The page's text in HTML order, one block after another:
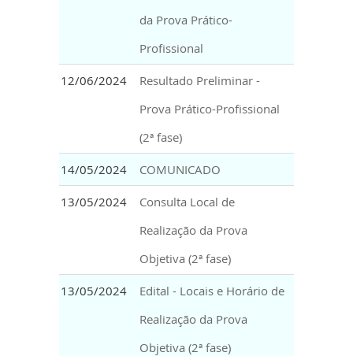
da Prova Prático-
Profissional
12/06/2024
Resultado Preliminar -
Prova Prático-Profissional
(2ª fase)
14/05/2024 COMUNICADO
13/05/2024
Consulta Local de
Realização da Prova
Objetiva (2ª fase)
13/05/2024
Edital - Locais e Horário de
Realização da Prova
Objetiva (2ª fase)